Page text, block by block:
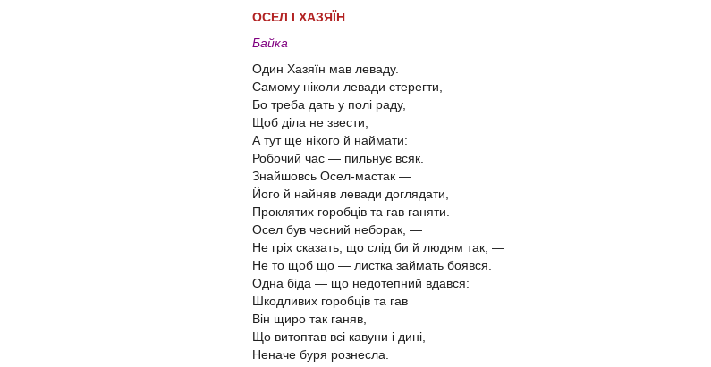
ОСЕЛ І ХАЗЯЇН
Байка
Один Хазяїн мав леваду.
Самому ніколи левади стерегти,
Бо треба дать у полі раду,
Щоб діла не звести,
А тут ще нікого й наймати:
Робочий час — пильнує всяк.
Знайшовсь Осел-мастак —
Його й найняв левади доглядати,
Проклятих горобців та гав ганяти.
Осел був чесний неборак, —
Не гріх сказать, що слід би й людям так, —
Не то щоб що — листка займать боявся.
Одна біда — що недотепний вдався:
Шкодливих горобців та гав
Він щиро так ганяв,
Що витоптав всі кавуни і дині,
Неначе буря рознесла.